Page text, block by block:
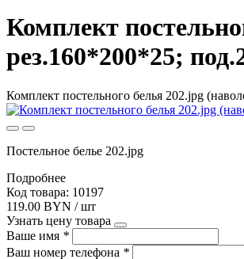
Комплект
рез.160*200*25;
Комплект постельного белья 202.jpg
Постельное белье 202.jpg
Подробнее
Код товара: 10197
119.00 BYN / шт
Узнать цену товара
Ваше имя *
Ваш номер телефона *